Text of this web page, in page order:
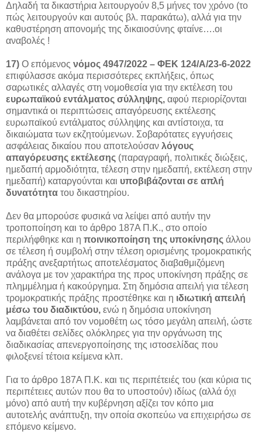
Δηλαδή τα δικαστήρια λειτουργούν 8,5 μήνες τον χρόνο (το
πώς λειτουργούν και αυτούς βλ. παρακάτω), αλλά για την
καθυστέρηση απονομής της δικαιοσύνης φταίνε….οι
αναβολές !
17) Ο επόμενος νόμος 4947/2022 – ΦΕΚ 124/Α/23-6-2022
επιφύλασσε ακόμα περισσότερες εκπλήξεις, όπως
σαρωτικές αλλαγές στη νομοθεσία για την εκτέλεση του
ευρωπαϊκού εντάλματος σύλληψης, αφού περιορίζονται
σημαντικά οι περιπτώσεις απαγόρευσης εκτέλεσης
ευρωπαϊκού εντάλματος σύλληψης και αντίστοιχα, τα
δικαιώματα των εκζητούμενων. Σοβαρότατες εγγυήσεις
ασφάλειας δικαίου που αποτελούσαν λόγους
απαγόρευσης εκτέλεσης (παραγραφή, πολιτικές διώξεις,
ημεδαπή αρμοδιότητα, τέλεση στην ημεδαπή, εκτέλεση στην
ημεδαπή) καταργούνται και υποβιβάζονται σε απλή
δυνατότητα του δικαστηρίου.
Δεν θα μπορούσε φυσικά να λείψει από αυτήν την
τροποποίηση και το άρθρο 187Α Π.Κ., στο οποίο
περιλήφθηκε και η ποινικοποίηση της υποκίνησης άλλου
σε τέλεση ή συμβολή στην τέλεση ορισμένης τρομοκρατικής
πράξης ανεξαρτήτως αποτελέσματος διαβαθμιζόμενη
ανάλογα με τον χαρακτήρα της προς υποκίνηση πράξης σε
πλημμέλημα ή κακούργημα. Στη δημόσια απειλή για τέλεση
τρομοκρατικής πράξης προστέθηκε και η ιδιωτική απειλή
μέσω του διαδικτύου, ενώ η δημόσια υποκίνηση
λαμβάνεται από τον νομοθέτη ως τόσο μεγάλη απειλή, ώστε
να διαθέτει σελίδες ολόκληρες για την οργάνωση της
διαδικασίας απενεργοποίησης της ιστοσελίδας που
φιλοξενεί τέτοια κείμενα κλπ.
Για το άρθρο 187Α Π.Κ. και τις περιπέτειές του (και κύρια τις
περιπέτειες αυτών που θα το υποστούν) ιδίως (αλλά όχι
μόνο) από αυτή την κυβέρνηση αξίζει τον κόπο μια
αυτοτελής ανάπτυξη, την οποία σκοπεύω να επιχειρήσω σε
επόμενο κείμενο.